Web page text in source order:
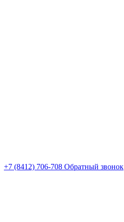
+7 (8412) 706-708 Обратный звонок